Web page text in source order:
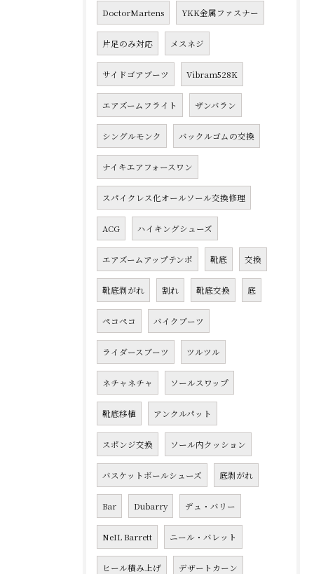
DoctorMartens YKK金属ファスナー
片足のみ対応 メスネジ
サイドゴアブーツ Vibram528K
エアズームフライト ザンバラン
シングルモンク バックルゴムの交換
ナイキエアフォースワン
スパイクレス化オールソール交換修理
ACG ハイキングシューズ
エアズームアップテンポ 靴底 交換
靴底剥がれ 割れ 靴底交換 底
ペコペコ バイクブーツ
ライダースブーツ ツルツル
ネチャネチャ ソールスワップ
靴底移植 アンクルパット
スポンジ交換 ソール内クッション
バスケットボールシューズ 底剥がれ
Bar Dubarry デュ・バリー
NeIL Barrett ニール・バレット
ヒール積み上げ デザートカーン